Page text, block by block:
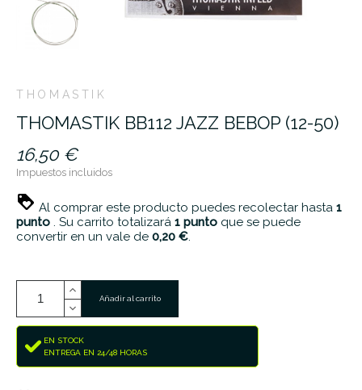
THOMASTIK
THOMASTIK BB112 JAZZ BEBOP (12-50)
16,50 €
Impuestos incluidos
Al comprar este producto puedes recolectar hasta 1
punto . Su carrito totalizará 1 punto que se puede
convertir en un vale de 0,20 €.
Añadir al carrito
EN STOCK
ENTREGA EN 24/48 HORAS